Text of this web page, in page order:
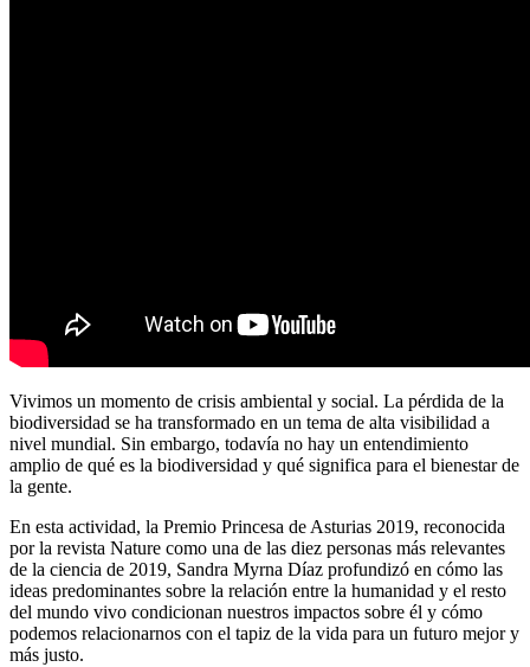
Vivimos un momento de crisis ambiental y social. La pérdida de la
biodiversidad se ha transformado en un tema de alta visibilidad a
nivel mundial. Sin embargo, todavía no hay un entendimiento
amplio de qué es la biodiversidad y qué significa para el bienestar de
la gente.
En esta actividad, la Premio Princesa de Asturias 2019, reconocida
por la revista Nature como una de las diez personas más relevantes
de la ciencia de 2019, Sandra Myrna Díaz profundizó en cómo las
ideas predominantes sobre la relación entre la humanidad y el resto
del mundo vivo condicionan nuestros impactos sobre él y cómo
podemos relacionarnos con el tapiz de la vida para un futuro mejor y
más justo.